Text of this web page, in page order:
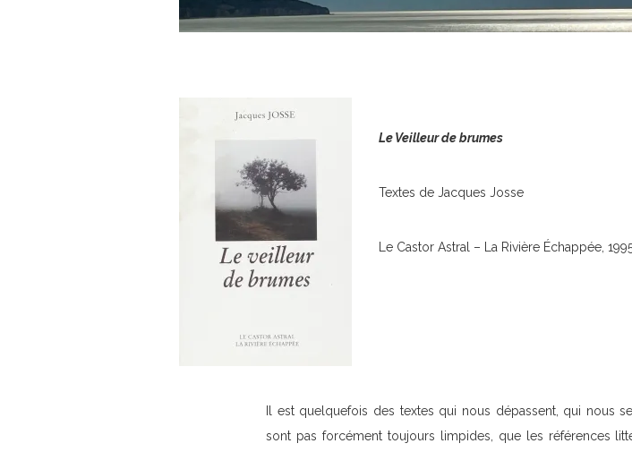
Le Veilleur de brumes
Textes de Jacques Josse
Le Castor Astral – La Rivière Échappée,
Il est quelquefois des textes qui nous dépassent, qui nous
sont pas forcément toujours limpides, que les références